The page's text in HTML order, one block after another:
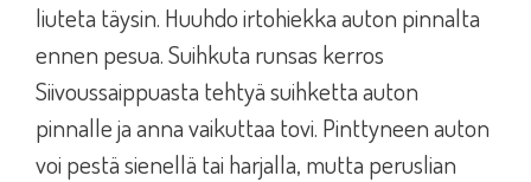
liuteta täysin. Huuhdo irtohiekka auton pinnalta
ennen pesua. Suihkuta runsas kerros
Siivoussaippuasta tehtyä suihketta auton
pinnalle ja anna vaikuttaa tovi. Pinttyneen auton
voi pestä sienellä tai harjalla, mutta peruslian